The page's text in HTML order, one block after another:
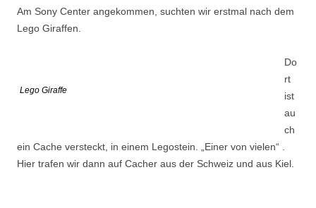
Am Sony Center angekommen, suchten wir erstmal nach dem
Lego Giraffen.
Lego Giraffe
Do
rt
ist
au
ch
ein Cache versteckt, in einem Legostein. „Einer von vielen“ .
Hier trafen wir dann auf Cacher aus der Schweiz und aus Kiel.